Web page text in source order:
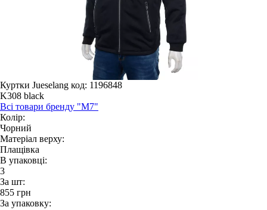
Куртки Jueselang код: 1196848
K308 black
Всі товари бренду "M7"
Колір:
Чорний
Матеріал верху:
Плащівка
В упаковці:
3
За шт:
855 грн
За упаковку: